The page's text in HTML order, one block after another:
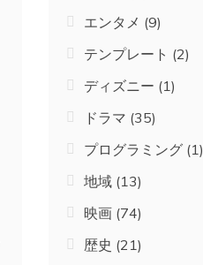
エンタメ (9)
テンプレート (2)
ディズニー (1)
ドラマ (35)
プログラミング (1)
地域 (13)
映画 (74)
歴史 (21)